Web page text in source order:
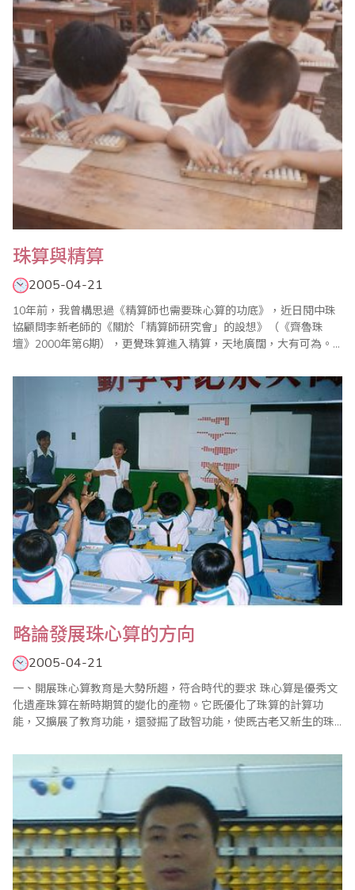
有一定的計算能力，以適應加強企業管理，提高財會、統計工作的
質量，以保證經濟核算工作的準..
珠算與精算
2005-04-21
10年前，我曾構思過《精算師也需要珠心算的功底》，近日閱中珠
協顧問李新老師的《關於「精算師研究會」的設想》（《齊魯珠
壇》2000年第6期），更覺珠算進入精算，天地廣闊，大有可為。
卓絕，對我國經濟、文化和科學發展起到了不可低估的作用。曾被
英國著名學者李約瑟譽為中國古代第5大發明。由於珠算具有良好的
實用計算、啟智教育和理..
略論發展珠心算的方向
2005-04-21
一、開展珠心算教育是大勢所趨，符合時代的要求 珠心算是優秀文
化遺產珠算在新時期質的變化的產物。它既優化了珠算的計算功
能，又擴展了教育功能，還發掘了啟智功能，使既古老又新生的珠
技，將受世界人們所重視，必將為推動人類的進步做出應有的貢
獻。 （１）教育功能顯著 珠心算的教育功能已日益得到社會重視